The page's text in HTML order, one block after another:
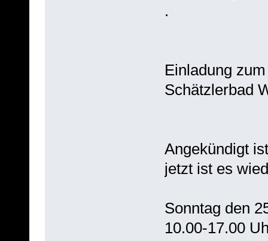
.
Einladung
Schätzlerbad
Angekündigt
jetzt ist es
Sonntag den
10.00-17.00